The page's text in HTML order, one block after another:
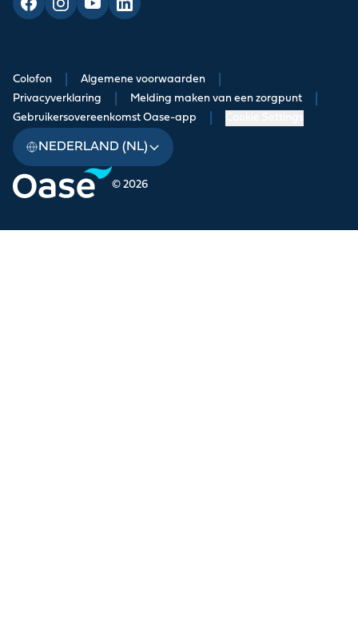
© 2026
Colofon Algemene voorwaarden
Privacyverklaring Melding maken van een zorgpunt
Gebruikersovereenkomst Oase-app
NEDERLAND (NL)